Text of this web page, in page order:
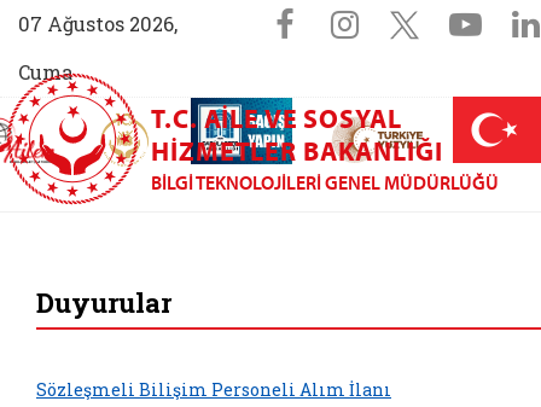
07 Ağustos 2026,
Cuma
Sosyal
Facebook
Instagram
X
Aile (yeni sekmede açılır)
AİLEM İletişim Merkezi (yeni sekmede açılır)
Aile ve Nüfus On Yılı (yeni sekmede açılır)
Darülaceze bağış sayfası (yeni
T.C. AILE VE SOSYAL
HIZMETLER BAKANLIĞI
BILGI TEKNOLOJILERI GENEL MÜDÜRLÜĞÜ
Duyurular
Sözleşmeli Bilişim Personeli Alım İlanı